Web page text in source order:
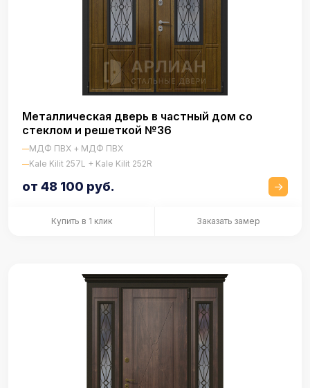
Металлическая дверь в частный дом со
стеклом и решеткой №36
МДФ ПВХ + МДФ ПВХ
Kale Kilit 257L + Kale Kilit 252R
от 48 100 руб.
Купить в 1 клик Заказать замер